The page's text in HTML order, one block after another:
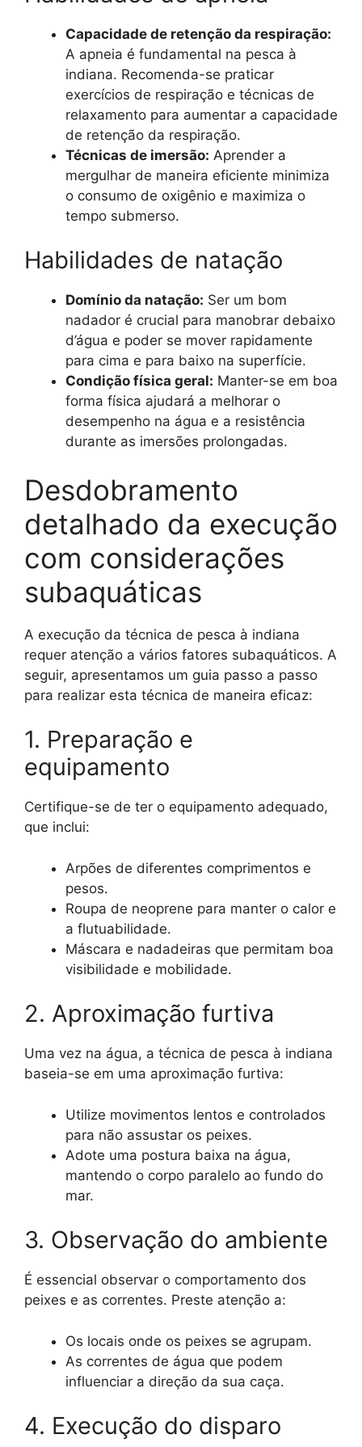
Capacidade de retenção da respiração:
A apneia é fundamental na pesca à
indiana. Recomenda-se praticar
exercícios de respiração e técnicas de
relaxamento para aumentar a capacidade
de retenção da respiração.
Técnicas de imersão: Aprender a
mergulhar de maneira eficiente minimiza
o consumo de oxigênio e maximiza o
tempo submerso.
Habilidades de natação
Domínio da natação: Ser um bom
nadador é crucial para manobrar debaixo
d’água e poder se mover rapidamente
para cima e para baixo na superfície.
Condição física geral: Manter-se em boa
forma física ajudará a melhorar o
desempenho na água e a resistência
durante as imersões prolongadas.
Desdobramento
detalhado da execução
com considerações
subaquáticas
A execução da técnica de pesca à indiana
requer atenção a vários fatores subaquáticos. A
seguir, apresentamos um guia passo a passo
para realizar esta técnica de maneira eficaz:
1. Preparação e
equipamento
Certifique-se de ter o equipamento adequado,
que inclui:
Arpões de diferentes comprimentos e
pesos.
Roupa de neoprene para manter o calor e
a flutuabilidade.
Máscara e nadadeiras que permitam boa
visibilidade e mobilidade.
2. Aproximação furtiva
Uma vez na água, a técnica de pesca à indiana
baseia-se em uma aproximação furtiva:
Utilize movimentos lentos e controlados
para não assustar os peixes.
Adote uma postura baixa na água,
mantendo o corpo paralelo ao fundo do
mar.
3. Observação do ambiente
É essencial observar o comportamento dos
peixes e as correntes. Preste atenção a:
Os locais onde os peixes se agrupam.
As correntes de água que podem
influenciar a direção da sua caça.
4. Execução do disparo